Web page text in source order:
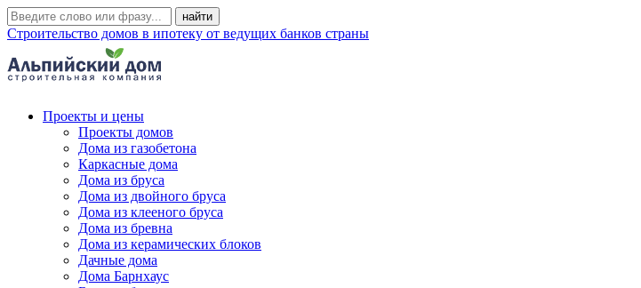
Строительство домов в ипотеку от ведущих банков страны
Проекты и цены
Проекты домов
Дома из газобетона
Каркасные дома
Дома из бруса
Дома из двойного бруса
Дома из клееного бруса
Дома из бревна
Дома из керамических блоков
Дачные дома
Дома Барнхаус